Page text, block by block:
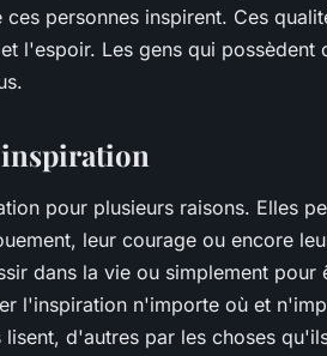
personnes inspirent. Ces
l'espoir. Les gens qui possèdent
pour plusieurs raisons. Elles
leur courage ou encore
dans la vie ou simplement pour
l'inspiration n'importe où et
d'autres par les choses